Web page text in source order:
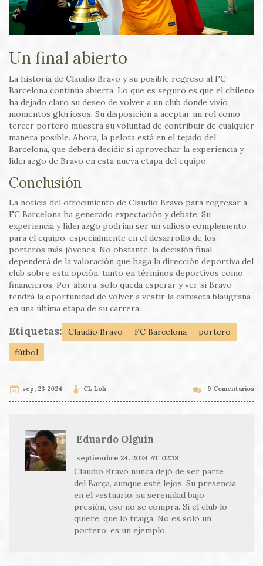
Un final abierto
La historia de Claudio Bravo y su posible regreso al FC
Barcelona continúa abierta. Lo que es seguro es que el chileno
ha dejado claro su deseo de volver a un club donde vivió
momentos gloriosos. Su disposición a aceptar un rol como
tercer portero muestra su voluntad de contribuir de cualquier
manera posible. Ahora, la pelota está en el tejado del
Barcelona, que deberá decidir si aprovechar la experiencia y
liderazgo de Bravo en esta nueva etapa del equipo.
Conclusión
La noticia del ofrecimiento de Claudio Bravo para regresar a
FC Barcelona ha generado expectación y debate. Su
experiencia y liderazgo podrían ser un valioso complemento
para el equipo, especialmente en el desarrollo de los
porteros más jóvenes. No obstante, la decisión final
dependerá de la valoración que haga la dirección deportiva del
club sobre esta opción, tanto en términos deportivos como
financieros. Por ahora, solo queda esperar y ver si Bravo
tendrá la oportunidad de volver a vestir la camiseta blaugrana
en una última etapa de su carrera.
Etiquetas: Claudio Bravo FC Barcelona
portero
fútbol
sep, 23 2024 CL Loh 9 Comentarios
Eduardo Olguin
septiembre 24, 2024 AT 02:18
Claudio Bravo nunca dejó de ser parte
del Barça, aunque esté lejos. Su presencia
en el vestuario, su serenidad bajo
presión, eso no se compra. Si el club lo
quiere, que lo traiga. No es solo un
portero, es un ejemplo.